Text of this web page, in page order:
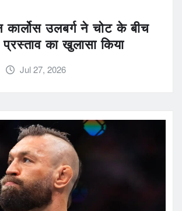
उलबर्ग ने चोट के बीच
का खुलासा किया
Jul 27, 2026